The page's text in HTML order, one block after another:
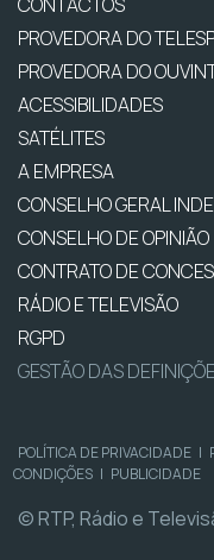
PROVEDORA DO
PROVEDORA DO
ACESSIBILIDADES
SATÉLITES
A EMPRESA
CONSELHO GERAL
CONSELHO DE OPINIÃO
CONTRATO DE
RÁDIO E TELEVISÃO
RGPD
GESTÃO DAS
POLÍTICA DE PRIVACIDADE |
CONDIÇÕES | PUBLICIDADE
© RTP, Rádio e